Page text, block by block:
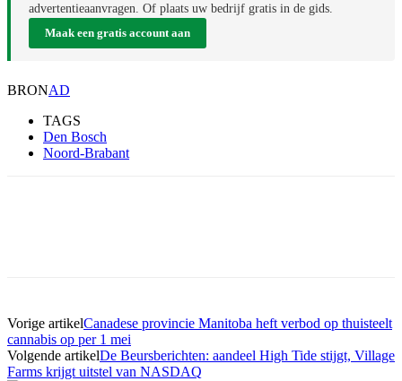
advertentieaanvragen. Of plaats uw bedrijf gratis in de gids.
Maak een gratis account aan
BRONAD
TAGS
Den Bosch
Noord-Brabant
Vorige artikelCanadese provincie Manitoba heft verbod op thuisteelt
cannabis op per 1 mei
Volgende artikelDe Beursberichten: aandeel High Tide stijgt, Village
Farms krijgt uitstel van NASDAQ